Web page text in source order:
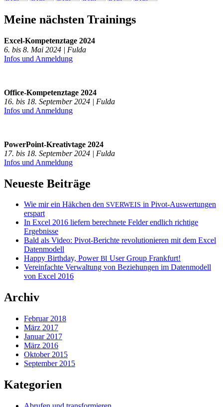
Meine nächsten Trainings
Excel-Kompetenztage 2024
6. bis 8. Mai 2024 | Fulda
Infos und Anmeldung
Office-Kompetenztage 2024
16. bis 18. September 2024 | Fulda
Infos und Anmeldung
PowerPoint-Kreativtage 2024
17. bis 18. September 2024 | Fulda
Infos und Anmeldung
Neueste Beiträge
Wie mir ein Häkchen den SVERWEIS in Pivot-Auswertungen
erspart
In Excel 2016 liefern berechnete Felder endlich richtige
Ergebnisse
Bald als Video: Pivot-Berichte revolutionieren mit dem Excel
Datenmodell
Happy Birthday, PowerBI User Group Frankfurt!
Vereinfachte Verwaltung von Beziehungen im Datenmodell
von Excel 2016
Archiv
Februar 2018
März 2017
Januar 2017
März 2016
Oktober 2015
September 2015
Kategorien